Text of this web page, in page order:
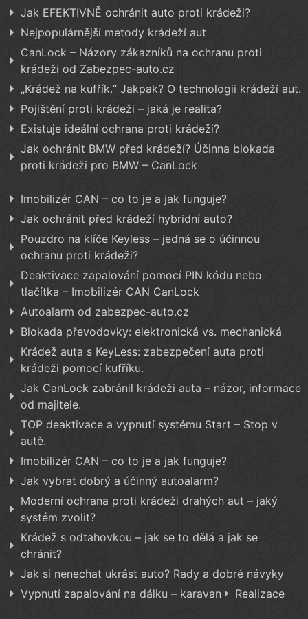
Jak EFEKTIVNĚ ochránit auto proti krádeži?
Nejpopulárnější metody krádeží aut
CanLock – Názory zákazníků na ochranu proti
krádeži od Zabezpec-auto.cz
„Krádež na kufřík.“ Jakpak? O technologii krádeží aut.
Pojištění proti krádeži – jaká je realita?
Existuje ideální ochrana proti krádeži?
Jak ochránit BMW před krádeží? Účinna blokada
proti krádeži pro BMW – CanLock
Imobilizér CAN – co to je a jak funguje?
Jak ochránit před krádeží hybridní auto?
Pouzdro na klíče Keyless – jedná se o účinnou
ochranu proti krádeži?
Deaktivace zapalování pomocí PIN kódu nebo
tlačítka – Imobilizér CAN CanLock
Autoalarm od zabezpec-auto.cz
Blokada převodovky: elektronická vs. mechanická
Krádež auta s KeyLess: zabezpečení auta proti
krádeži pomocí kufříku.
Jak CanLock zabránil krádeži auta – názor, informace
od majitele.
TOP deaktivace a vypnutí systému Start – Stop v
autě.
Imobilizér CAN – co to je a jak funguje?
Jak vybrat dobrý a účinný autoalarm?
Moderní ochrana proti krádeži drahých aut – jaký
systém zvolit?
Krádež s odtahovkou – jak se to dělá a jak se
chránit?
Jak si nenechat ukrást auto? Rady a dobré návyky
Vypnutí zapalování na dálku – karavan
Realizace